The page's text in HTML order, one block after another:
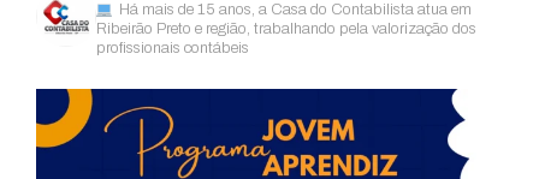
Há mais de 15 anos, a Casa do Contabilista atua em
Ribeirão Preto e região, trabalhando pela valorização dos
profissionais contábeis